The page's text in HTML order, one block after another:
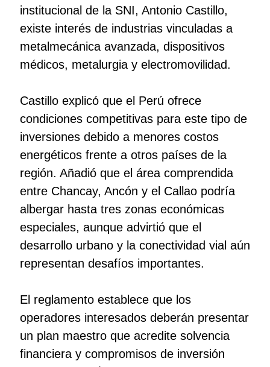
institucional de la SNI, Antonio Castillo,
existe interés de industrias vinculadas a
metalmecánica avanzada, dispositivos
médicos, metalurgia y electromovilidad.
Castillo explicó que el Perú ofrece
condiciones competitivas para este tipo de
inversiones debido a menores costos
energéticos frente a otros países de la
región. Añadió que el área comprendida
entre Chancay, Ancón y el Callao podría
albergar hasta tres zonas económicas
especiales, aunque advirtió que el
desarrollo urbano y la conectividad vial aún
representan desafíos importantes.
El reglamento establece que los
operadores interesados deberán presentar
un plan maestro que acredite solvencia
financiera y compromisos de inversión